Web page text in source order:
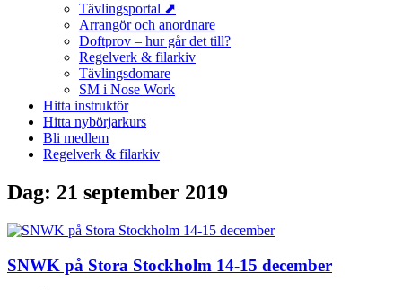
Tävlingsportal ⬈
Arrangör och anordnare
Doftprov – hur går det till?
Regelverk & filarkiv
Tävlingsdomare
SM i Nose Work
Hitta instruktör
Hitta nybörjarkurs
Bli medlem
Regelverk & filarkiv
Dag: 21 september 2019
SNWK på Stora Stockholm 14-15 december